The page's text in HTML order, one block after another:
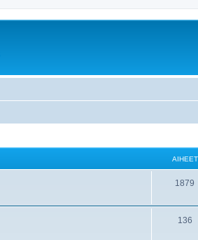
AIHEET
1879
136